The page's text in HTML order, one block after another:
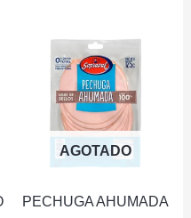
AGOTADO
PECHUGA AHUMADA